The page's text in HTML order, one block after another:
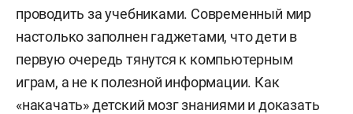
проводить за учебниками. Современный мир
настолько заполнен гаджетами, что дети в
первую очередь тянутся к компьютерным
играм, а не к полезной информации. Как
«накачать» детский мозг знаниями и доказать